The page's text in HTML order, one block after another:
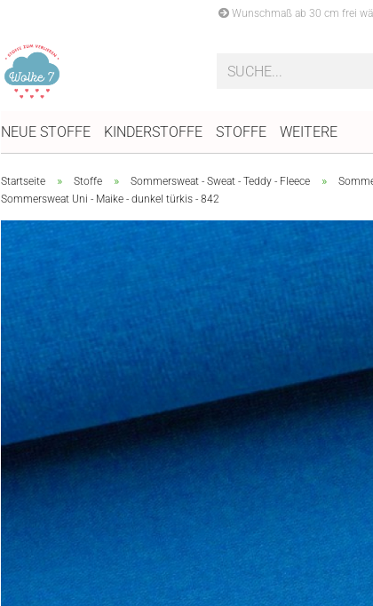
Wunschmaß ab 30 cm frei
NEUE STOFFE KINDERSTOFFE STOFFE WEITERE
Startseite » Stoffe » Sommersweat - Sweat - Teddy - Fleece »
Sommersweat Uni - Maike - dunkel türkis - 842